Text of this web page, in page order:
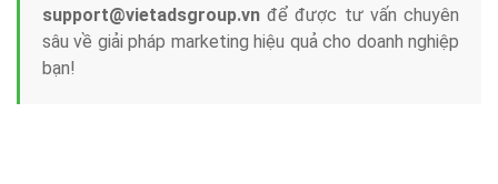
support@vietadsgroup.vn để được tư vấn chuyên
sâu về giải pháp marketing hiệu quả cho doanh nghiệp
bạn!